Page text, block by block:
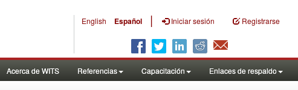
English Español | Iniciar sesión Registrarse
Acerca de WITS Referencias Capacitación Enlaces de respaldo